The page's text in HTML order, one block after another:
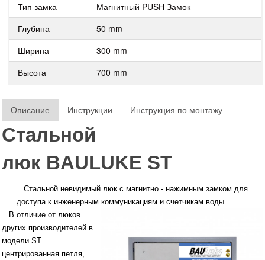
Тип замка
Магнитный PUSH Замок
Глубина
50 mm
Ширина
300 mm
Высота
700 mm
Описание Инструкции Инструкция по монтажу
Стальной
люк BAULUKE ST
Стальной невидимый люк с магнитно - нажимным замком для
доступа к инженерным коммуникациям и счетчикам воды.
В отличие от люков
других производителей в
модели ST
центрированная петля,